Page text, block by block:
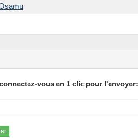
vous en 1 clic pour l'envoyer: